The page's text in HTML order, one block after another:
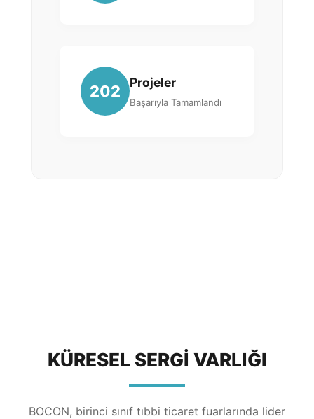
202 Projeler
Başarıyla Tamamlandı
KÜRESEL SERGI VARLIĞI
BOCON, birinci sınıf tıbbi ticaret fuarlarında lider